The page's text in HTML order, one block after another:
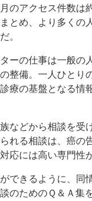
のアクセス件数は
とめ、より多くの
。
ーの仕事は一般の
整備。一人ひとり
療の基盤となる情
などから相談を受
れる相談は、癌の
応には高い専門性
できるように、同
のためのＱ＆Ａ集